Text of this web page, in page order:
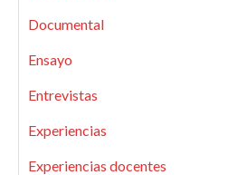
Documental
Ensayo
Entrevistas
Experiencias
Experiencias docentes